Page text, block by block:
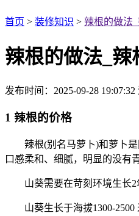
首页 > 装修知识 > 辣根的做法
辣根的做法_
发布时间：2025-09-28 19:07:32
1 辣根的价格
辣根(别名马萝卜)和萝卜是
口感柔和、细腻，明显的没有
山葵需要在苛刻环境生长2
山葵生长于海拔1300-2500